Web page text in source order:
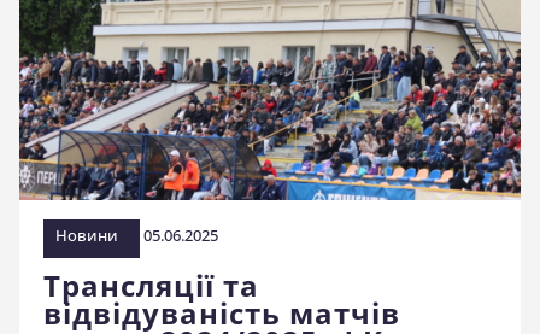
Новини 05.06.2025
Трансляції та
відвідуваність матчів